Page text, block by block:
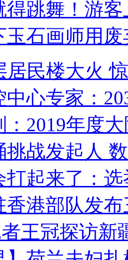
得跳舞！游客
玉石画师用
居民楼大火
中心专家：
：2019年度
挑战发起人
打起来了：
香港部队发
王冠探访新